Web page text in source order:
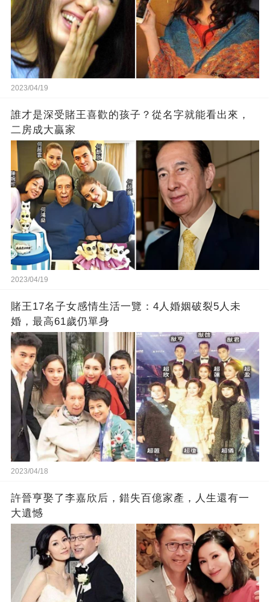
2023/04/19
誰才是深受賭王喜歡的孩子？從名字就能看出來，
二房成大贏家
2023/04/19
賭王17名子女感情生活一覽：4人婚姻破裂5人未
婚，最高61歲仍單身
2023/04/18
許晉亨娶了李嘉欣后，錯失百億家產，人生還有一
大遺憾